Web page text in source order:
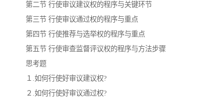
第二节 行使审议建议权的程序与关键环节
第三节 行使审议通过权的程序与重点
第四节 行使推荐与选举权的程序与重点
第五节 行使审查监督评议权的程序与方法步骤
思考题
１.如何行使好审议建议权?
２.如何行使好审议通过权?
算定额
广东省水利水电概预算定 全国消耗量工程定额
四川省清单计价定额 北京市建设工程消耗量定